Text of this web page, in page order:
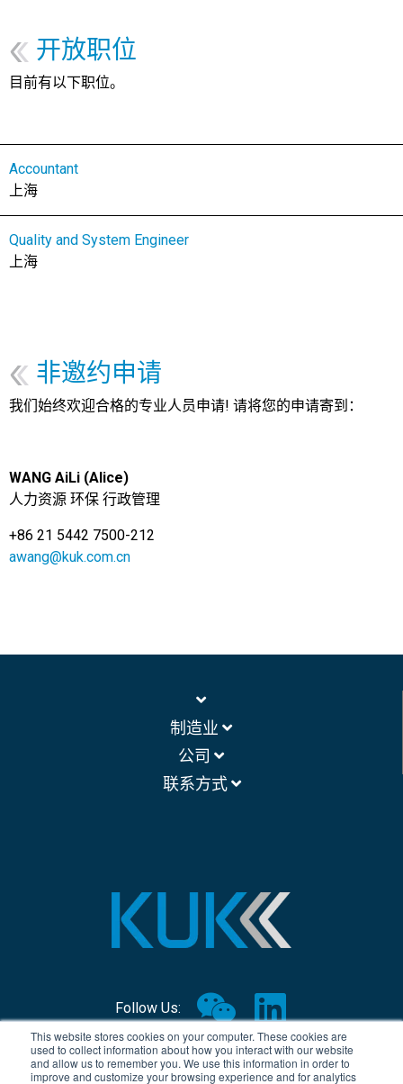
This website stores cookies on your computer. These cookies are
used to collect information about how you interact with our website
and allow us to remember you. We use this information in order to
improve and customize your browsing experience and for analytics
开放职位
目前有以下职位。
Accountant
上海
Quality and System Engineer
上海
非邀约申请
我们始终欢迎合格的专业人员申请! 请将您的申请寄到：
WANG AiLi (Alice)
人力资源 环保 行政管理
+86 21 5442 7500-212
awang@kuk.com.cn
制造业
公司
联系方式
Follow Us:
© Copyright 2026, KUK Group